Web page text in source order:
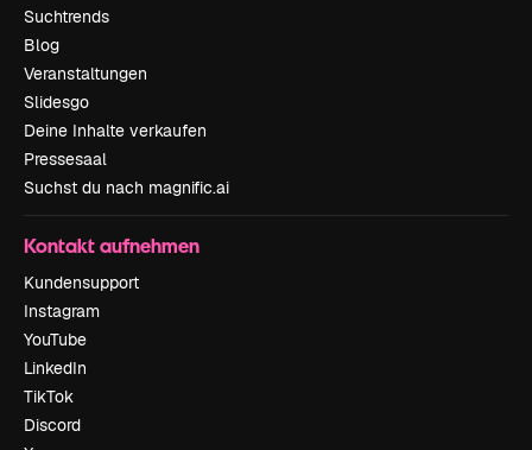
Suchtrends
Blog
Veranstaltungen
Slidesgo
Deine Inhalte verkaufen
Pressesaal
Suchst du nach magnific.ai
Kontakt aufnehmen
Kundensupport
Instagram
YouTube
LinkedIn
TikTok
Discord